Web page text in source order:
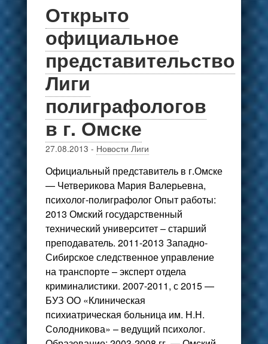
Открыто
официальное
представительство
Лиги
полиграфологов
в г. Омске
27.08.2013 - Новости Лиги
Официальный представитель в г.Омске
— Четверикова Мария Валерьевна,
психолог-полиграфолог Опыт работы:
2013 Омский государственный
технический университет – старший
преподаватель. 2011-2013 Западно-
Сибирское следственное управление
на транспорте – эксперт отдела
криминалистики. 2007-2011, с 2015 —
БУЗ ОО «Клиническая
психиатрическая больница им. Н.Н.
Солодникова» – ведущий психолог.